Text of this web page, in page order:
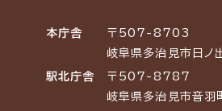
本庁舎
〒507-8703
岐阜県多治見市日
駅北庁舎
〒507-8787
岐阜県多治見市音